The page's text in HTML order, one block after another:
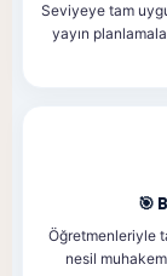
Seviyeye tam
yayın
🎯
Öğretmenleriyle
nesil